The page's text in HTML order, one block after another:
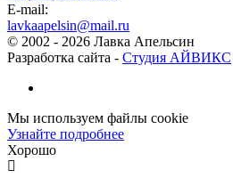
E-mail:
lavkaapelsin@mail.ru
© 2002 - 2026 Лавка Апельсин
Разработка сайта - Студия АЙВИКС
Мы используем файлы cookie
Узнайте подробнее
Хорошо